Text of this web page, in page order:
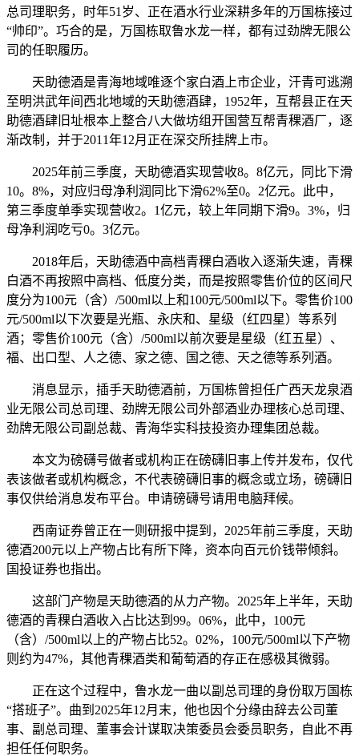
总司理职务，时年51岁、正在酒水行业深耕多年的万国栋接过
“帅印”。巧合的是，万国栋取鲁水龙一样，都有过劲牌无限公
司的任职履历。
天助德酒是青海地域唯逐个家白酒上市企业，汗青可逃溯
至明洪武年间西北地域的天助德酒肆，1952年，互帮县正在天
助德酒肆旧址根本上整合八大做坊组开国营互帮青稞酒厂，逐
渐改制，并于2011年12月正在深交所挂牌上市。
2025年前三季度，天助德酒实现营收8。8亿元，同比下滑
10。8%，对应归母净利润同比下滑62%至0。2亿元。此中，
第三季度单季实现营收2。1亿元，较上年同期下滑9。3%，归
母净利润吃亏0。3亿元。
2018年后，天助德酒中高档青稞白酒收入逐渐失速，青稞
白酒不再按照中高档、低度分类，而是按照零售价位的区间尺
度分为100元（含）/500ml以上和100元/500ml以下。零售价100
元/500ml以下次要是光瓶、永庆和、星级（红四星）等系列
酒；零售价100元（含）/500ml以前次要是星级（红五星）、
福、出口型、人之德、家之德、国之德、天之德等系列酒。
消息显示，插手天助德酒前，万国栋曾担任广西天龙泉酒
业无限公司总司理、劲牌无限公司外部酒业办理核心总司理、
劲牌无限公司副总裁、青海华实科技投资办理集团总裁。
本文为磅礴号做者或机构正在磅礴旧事上传并发布，仅代
表该做者或机构概念，不代表磅礴旧事的概念或立场，磅礴旧
事仅供给消息发布平台。申请磅礴号请用电脑拜候。
西南证券曾正在一则研报中提到，2025年前三季度，天助
德酒200元以上产物占比有所下降，资本向百元价钱带倾斜。
国投证券也指出。
这部门产物是天助德酒的从力产物。2025年上半年，天助
德酒的青稞白酒收入占比达到99。06%，此中，100元
（含）/500ml以上的产物占比52。02%，100元/500ml以下产物
则约为47%，其他青稞酒类和葡萄酒的存正在感极其微弱。
正在这个过程中，鲁水龙一曲以副总司理的身份取万国栋
“搭班子”。曲到2025年12月末，他也因个分缘由辞去公司董
事、副总司理、董事会计谋取决策委员会委员职务，自此不再
担任任何职务。